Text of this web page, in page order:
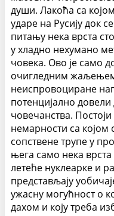
души. Лакоћа са
ударе на Русију док
питању нека врста
у хладно нехумано
човека. Ово је само
очигледним
неиспровоциране
потенцијално
човечанства.
немарности са којом
сопствене трупе у
њега само нека врста
летеће нуклеарке и
представљају
ужасну могућност о
дахом и коју треба